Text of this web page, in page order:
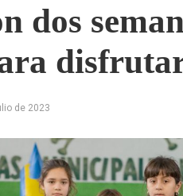
dos
de 2023